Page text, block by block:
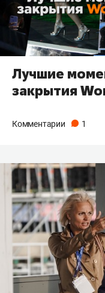
Лучшие
закрытия
Комментарии 1